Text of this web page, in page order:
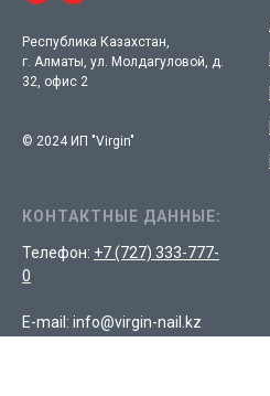
Республика Казахстан,
г. Алматы, ул. Молдагуловой, д.
32, офис 2
© 2024 ИП "Virgin"
КОНТАКТНЫЕ ДАННЫЕ:
Телефон: +7 (727) 333-777-
0
E-mail: info@virgin-nail.kz